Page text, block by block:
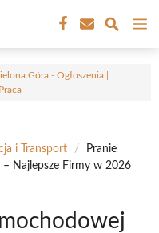
Góra - Ogłoszenia |
i Transport /
Pranie
– Najlepsze Firmy w 2026